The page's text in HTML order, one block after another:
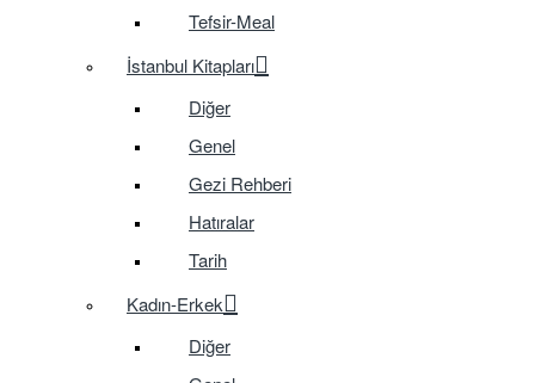
Tefsir-Meal
İstanbul Kitapları
Diğer
Genel
Gezi Rehberi
Hatıralar
Tarih
Kadın-Erkek
Diğer